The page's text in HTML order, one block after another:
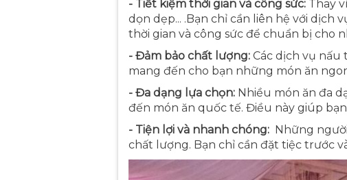
- Tiết kiệm thời gian và công sức: Thay
dọn dẹp... .Bạn chỉ cần liên hệ với dịch
thời gian và công sức để chuẩn bị cho
- Đảm bảo chất lượng: Các dịch vụ nấu
mang đến cho bạn những món ăn
- Đa dạng lựa chọn: Nhiều món ăn đa
đến món ăn quốc tế. Điều này giúp
- Tiện lợi và nhanh chóng: Những
chất lượng. Bạn chỉ cần đặt tiệc trước